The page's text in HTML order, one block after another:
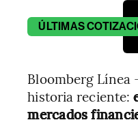
ÚLTIMAS
Bloomberg Línea
historia reciente:
mercados